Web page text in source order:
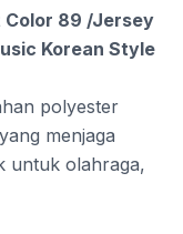
89 /Jersey
Korean Style
polyester
menjaga
untuk olahraga,